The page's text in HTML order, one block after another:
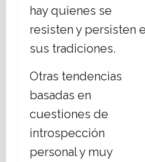
hay quienes se
resisten y persisten
sus tradiciones.
Otras tendencias
basadas en
cuestiones de
introspección
personal y muy